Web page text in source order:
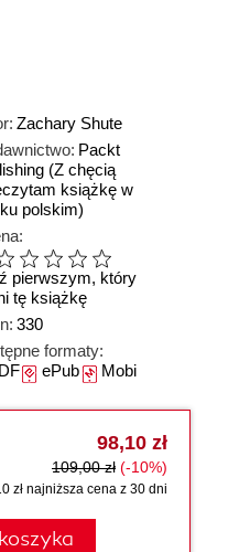
Zachary Shute
Packt
(Z chęcią
książkę w
polskim)
pierwszym, który
tę książkę
330
formaty:
ePubMobi
98,10 zł
109,00 zł (-10%)
zł najniższa cena z 30 dni